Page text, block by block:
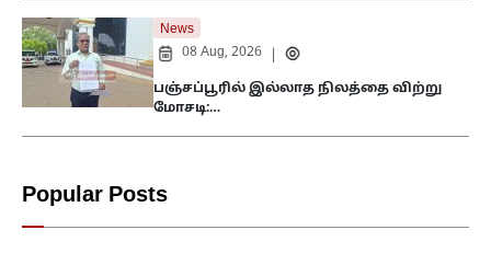
News
08 Aug, 2026
பஞ்சப்பூரில் இல்லாத நிலத்தை விற்று
மோசடி:…
Popular Posts